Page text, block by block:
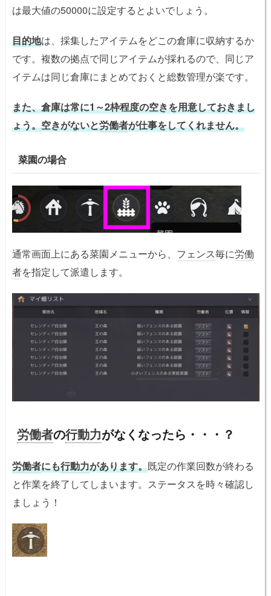
は最大値の50000に設定するとよいでしょう。
目的地は、採集したアイテムをどこの倉庫に収納するか
です。複数の拠点で同じアイテムが採れるので、同じア
イテムは同じ倉庫にまとめておくと総数管理が楽です。
また、倉庫は常に1～2枠程度の空きを用意しておきまし
ょう。空きがないと労働者が仕事をしてくれません。
菜園の場合
通常画面上にある菜園メニューから、 フェンス毎に労働
者を指定して派遣します。
労働者の行動力がなくなったら・・・？
労働者にも行動力があります。既定の作業回数が終わる
と作業を終了してしまいます。ステータスを時々確認し
ましょう！